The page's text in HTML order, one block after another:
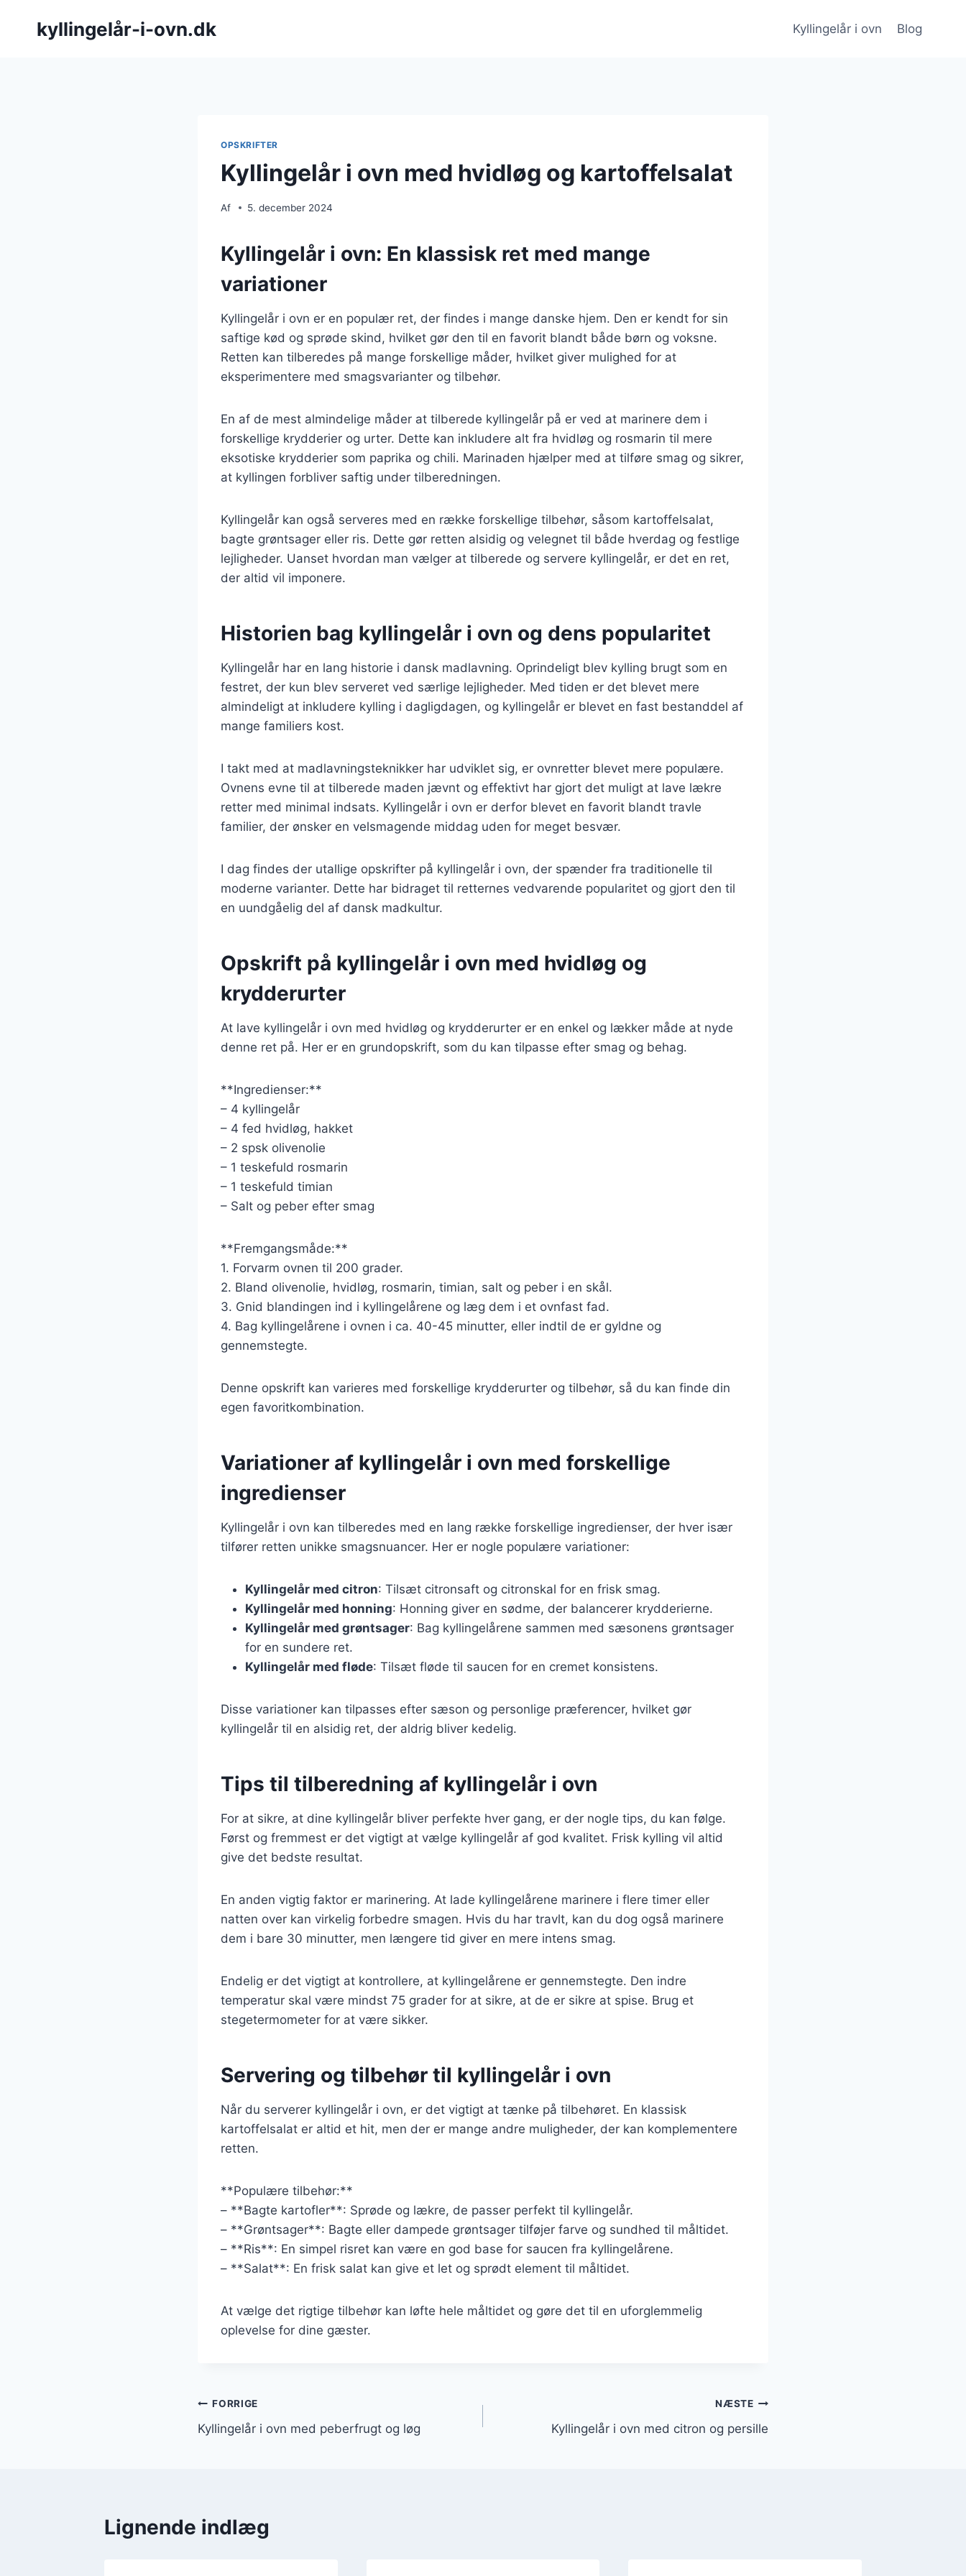
kyllingelår-i-ovn.dk Kyllingelår i ovn Blog
OPSKRIFTER
Kyllingelår i ovn med hvidløg og kartoffelsalat
Af 5. december 2024
Kyllingelår i ovn: En klassisk ret med mange
variationer
Kyllingelår i ovn er en populær ret, der findes i mange danske hjem. Den er kendt for sin
saftige kød og sprøde skind, hvilket gør den til en favorit blandt både børn og voksne.
Retten kan tilberedes på mange forskellige måder, hvilket giver mulighed for at
eksperimentere med smagsvarianter og tilbehør.
En af de mest almindelige måder at tilberede kyllingelår på er ved at marinere dem i
forskellige krydderier og urter. Dette kan inkludere alt fra hvidløg og rosmarin til mere
eksotiske krydderier som paprika og chili. Marinaden hjælper med at tilføre smag og sikrer,
at kyllingen forbliver saftig under tilberedningen.
Kyllingelår kan også serveres med en række forskellige tilbehør, såsom kartoffelsalat,
bagte grøntsager eller ris. Dette gør retten alsidig og velegnet til både hverdag og festlige
lejligheder. Uanset hvordan man vælger at tilberede og servere kyllingelår, er det en ret,
der altid vil imponere.
Historien bag kyllingelår i ovn og dens popularitet
Kyllingelår har en lang historie i dansk madlavning. Oprindeligt blev kylling brugt som en
festret, der kun blev serveret ved særlige lejligheder. Med tiden er det blevet mere
almindeligt at inkludere kylling i dagligdagen, og kyllingelår er blevet en fast bestanddel af
mange familiers kost.
I takt med at madlavningsteknikker har udviklet sig, er ovnretter blevet mere populære.
Ovnens evne til at tilberede maden jævnt og effektivt har gjort det muligt at lave lækre
retter med minimal indsats. Kyllingelår i ovn er derfor blevet en favorit blandt travle
familier, der ønsker en velsmagende middag uden for meget besvær.
I dag findes der utallige opskrifter på kyllingelår i ovn, der spænder fra traditionelle til
moderne varianter. Dette har bidraget til retternes vedvarende popularitet og gjort den til
en uundgåelig del af dansk madkultur.
Opskrift på kyllingelår i ovn med hvidløg og
krydderurter
At lave kyllingelår i ovn med hvidløg og krydderurter er en enkel og lækker måde at nyde
denne ret på. Her er en grundopskrift, som du kan tilpasse efter smag og behag.
**Ingredienser:**
– 4 kyllingelår
– 4 fed hvidløg, hakket
– 2 spsk olivenolie
– 1 teskefuld rosmarin
– 1 teskefuld timian
– Salt og peber efter smag
**Fremgangsmåde:**
1. Forvarm ovnen til 200 grader.
2. Bland olivenolie, hvidløg, rosmarin, timian, salt og peber i en skål.
3. Gnid blandingen ind i kyllingelårene og læg dem i et ovnfast fad.
4. Bag kyllingelårene i ovnen i ca. 40-45 minutter, eller indtil de er gyldne og
gennemstegte.
Denne opskrift kan varieres med forskellige krydderurter og tilbehør, så du kan finde din
egen favoritkombination.
Variationer af kyllingelår i ovn med forskellige
ingredienser
Kyllingelår i ovn kan tilberedes med en lang række forskellige ingredienser, der hver især
tilfører retten unikke smagsnuancer. Her er nogle populære variationer:
Kyllingelår med citron: Tilsæt citronsaft og citronskal for en frisk smag.
Kyllingelår med honning: Honning giver en sødme, der balancerer krydderierne.
Kyllingelår med grøntsager: Bag kyllingelårene sammen med sæsonens grøntsager
for en sundere ret.
Kyllingelår med fløde: Tilsæt fløde til saucen for en cremet konsistens.
Disse variationer kan tilpasses efter sæson og personlige præferencer, hvilket gør
kyllingelår til en alsidig ret, der aldrig bliver kedelig.
Tips til tilberedning af kyllingelår i ovn
For at sikre, at dine kyllingelår bliver perfekte hver gang, er der nogle tips, du kan følge.
Først og fremmest er det vigtigt at vælge kyllingelår af god kvalitet. Frisk kylling vil altid
give det bedste resultat.
En anden vigtig faktor er marinering. At lade kyllingelårene marinere i flere timer eller
natten over kan virkelig forbedre smagen. Hvis du har travlt, kan du dog også marinere
dem i bare 30 minutter, men længere tid giver en mere intens smag.
Endelig er det vigtigt at kontrollere, at kyllingelårene er gennemstegte. Den indre
temperatur skal være mindst 75 grader for at sikre, at de er sikre at spise. Brug et
stegetermometer for at være sikker.
Servering og tilbehør til kyllingelår i ovn
Når du serverer kyllingelår i ovn, er det vigtigt at tænke på tilbehøret. En klassisk
kartoffelsalat er altid et hit, men der er mange andre muligheder, der kan komplementere
retten.
**Populære tilbehør:**
– **Bagte kartofler**: Sprøde og lækre, de passer perfekt til kyllingelår.
– **Grøntsager**: Bagte eller dampede grøntsager tilføjer farve og sundhed til måltidet.
– **Ris**: En simpel risret kan være en god base for saucen fra kyllingelårene.
– **Salat**: En frisk salat kan give et let og sprødt element til måltidet.
At vælge det rigtige tilbehør kan løfte hele måltidet og gøre det til en uforglemmelig
oplevelse for dine gæster.
Indlægsnavigation
FORRIGE
Kyllingelår i ovn med peberfrugt og løg
NÆSTE
Kyllingelår i ovn med citron og persille
Lignende indlæg